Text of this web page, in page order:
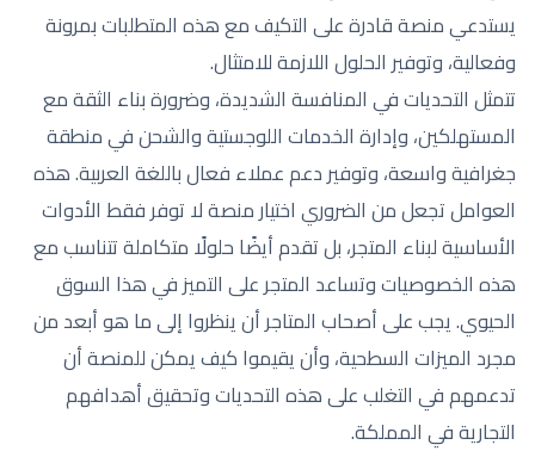
يستدعي منصة قادرة على التكيف مع هذه المتطلبات بمرونة
وفعالية، وتوفير الحلول اللازمة للامتثال.
تتمثل التحديات في المنافسة الشديدة، وضرورة بناء الثقة مع
المستهلكين، وإدارة الخدمات اللوجستية والشحن في منطقة
جغرافية واسعة، وتوفير دعم عملاء فعال باللغة العربية. هذه
العوامل تجعل من الضروري اختيار منصة لا توفر فقط الأدوات
الأساسية لبناء المتجر، بل تقدم أيضًا حلولًا متكاملة تتناسب مع
هذه الخصوصيات وتساعد المتجر على التميز في هذا السوق
الحيوي. يجب على أصحاب المتاجر أن ينظروا إلى ما هو أبعد من
مجرد الميزات السطحية، وأن يقيموا كيف يمكن للمنصة أن
تدعمهم في التغلب على هذه التحديات وتحقيق أهدافهم
التجارية في المملكة.